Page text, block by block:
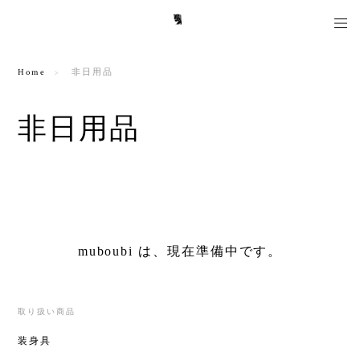
Home 非日用品
非日用品
muboubi は、現在準備中です。
取り扱い商品
装身具